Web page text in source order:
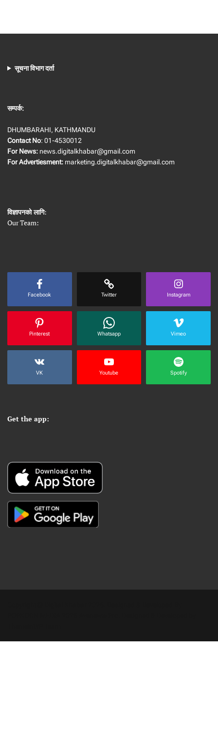
सूचना विभाग दर्ता
सम्पर्क:
DHUMBARAHI, KATHMANDU
Contact No: 01-4530012
For News: news.digitalkhabar@gmail.com
For Advertiesment: marketing.digitalkhabar@gmail.com
विज्ञापनको लागि:
Our Team:
Facebook Twitter Instagram
Pinterest Whatsapp Vimeo
VK Youtube Spotify
Get the app: